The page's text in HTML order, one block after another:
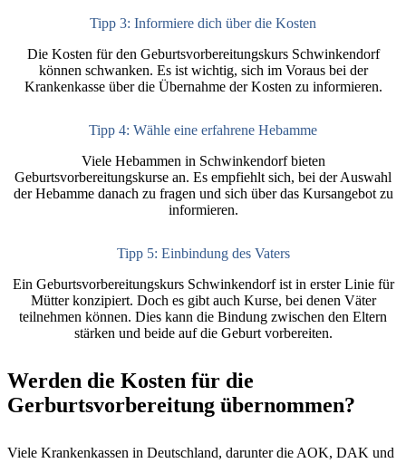
Tipp 3: Informiere dich über die Kosten
Die Kosten für den Geburtsvorbereitungskurs Schwinkendorf
können schwanken. Es ist wichtig, sich im Voraus bei der
Krankenkasse über die Übernahme der Kosten zu informieren.
Tipp 4: Wähle eine erfahrene Hebamme
Viele Hebammen in Schwinkendorf bieten
Geburtsvorbereitungskurse an. Es empfiehlt sich, bei der Auswahl
der Hebamme danach zu fragen und sich über das Kursangebot zu
informieren.
Tipp 5: Einbindung des Vaters
Ein Geburtsvorbereitungskurs Schwinkendorf ist in erster Linie für
Mütter konzipiert. Doch es gibt auch Kurse, bei denen Väter
teilnehmen können. Dies kann die Bindung zwischen den Eltern
stärken und beide auf die Geburt vorbereiten.
Werden die Kosten für die
Gerburtsvorbereitung übernommen?
Viele Krankenkassen in Deutschland, darunter die AOK, DAK und